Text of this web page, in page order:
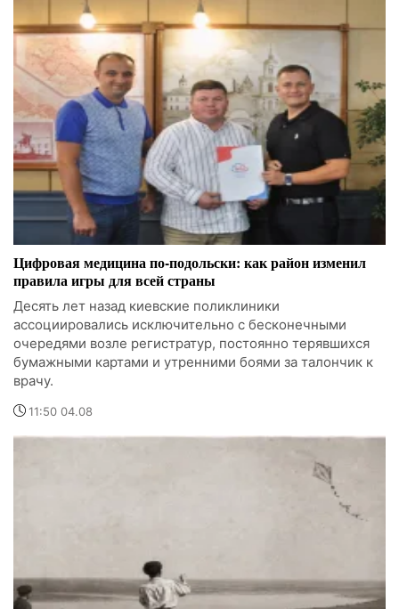
Цифровая медицина по-подольски: как район изменил
правила игры для всей страны
Десять лет назад киевские поликлиники
ассоциировались исключительно с бесконечными
очередями возле регистратур, постоянно терявшихся
бумажными картами и утренними боями за талончик к
врачу.
11:50 04.08